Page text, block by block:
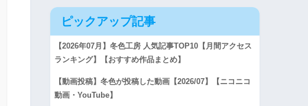
ピックアップ記事
【2026年07月】冬色工房 人気記事TOP10【月間アクセス
ランキング】【おすすめ作品まとめ】
【動画投稿】冬色が投稿した動画【2026/07】【ニコニコ
動画・YouTube】